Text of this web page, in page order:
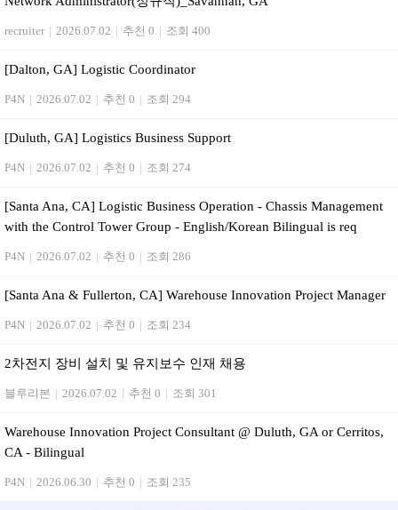
recruiter | 2026.07.02 | 추천 0 | 조회 400
[Dalton, GA] Logistic Coordinator
P4N | 2026.07.02 | 추천 0 | 조회 294
[Duluth, GA] Logistics Business Support
P4N | 2026.07.02 | 추천 0 | 조회 274
[Santa Ana, CA] Logistic Business Operation - Chassis Management
with the Control Tower Group - English/Korean Bilingual is req
P4N | 2026.07.02 | 추천 0 | 조회 286
[Santa Ana & Fullerton, CA] Warehouse Innovation Project Manager
P4N | 2026.07.02 | 추천 0 | 조회 234
2차전지 장비 설치 및 유지보수 인재 채용
블루리본 | 2026.07.02 | 추천 0 | 조회 301
Warehouse Innovation Project Consultant @ Duluth, GA or Cerritos,
CA - Bilingual
P4N | 2026.06.30 | 추천 0 | 조회 235